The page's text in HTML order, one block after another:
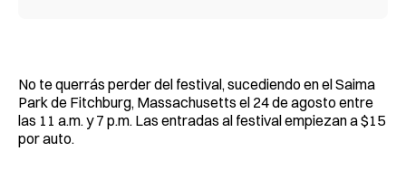
No te querrás perder del festival, sucediendo en el Saima
Park de Fitchburg, Massachusetts el 24 de agosto entre
las 11 a.m. y 7 p.m. Las entradas al festival empiezan a $15
por auto.